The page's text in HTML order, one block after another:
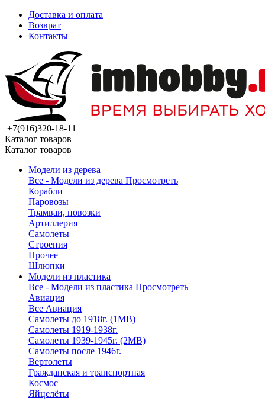
Доставка и оплата
Возврат
Контакты
+7(916)320-18-11
Каталог товаров
Каталог товаров
Модели из дерева
Все - Модели из дерева Просмотреть
Корабли
Паровозы
Трамваи, повозки
Артиллерия
Самолеты
Строения
Прочее
Шлюпки
Модели из пластика
Все - Модели из пластика Просмотреть
Авиация
Все Авиация
Самолеты до 1918г. (1МВ)
Самолеты 1919-1938г.
Самолеты 1939-1945г. (2МВ)
Самолеты после 1946г.
Вертолеты
Гражданская и транспортная
Космос
Яйцелёты